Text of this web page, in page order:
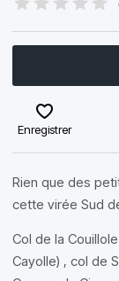
Enregistrer
Rien que des
cette virée Sud
Col de la
Cayolle) , col de